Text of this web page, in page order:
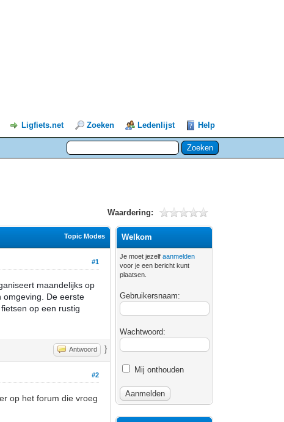
Ligfiets.net Zoeken Ledenlijst Help
Waardering:
Topic Modes
#1
maandelijks op
omgeving. De eerste
op een rustig
Antwoord }
#2
op het forum die vroeg
Welkom
Je moet jezelfaanmelden
voor je een bericht kunt
plaatsen.
Gebruikersnaam:
Wachtwoord:
Mij onthouden